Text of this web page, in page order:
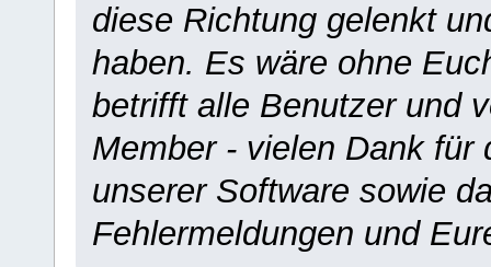
diese Richtung gelenkt
haben. Es wäre ohne
betrifft alle Benutzer und
Member - vielen Dank für
unserer Software sowie
Fehlermeldungen und